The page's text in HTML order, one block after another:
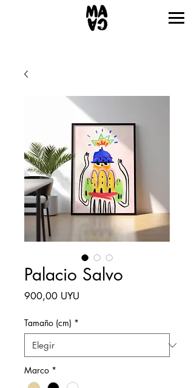
Palacio Salvo
900,00 UYU
Tamaño (cm) *
Marco *